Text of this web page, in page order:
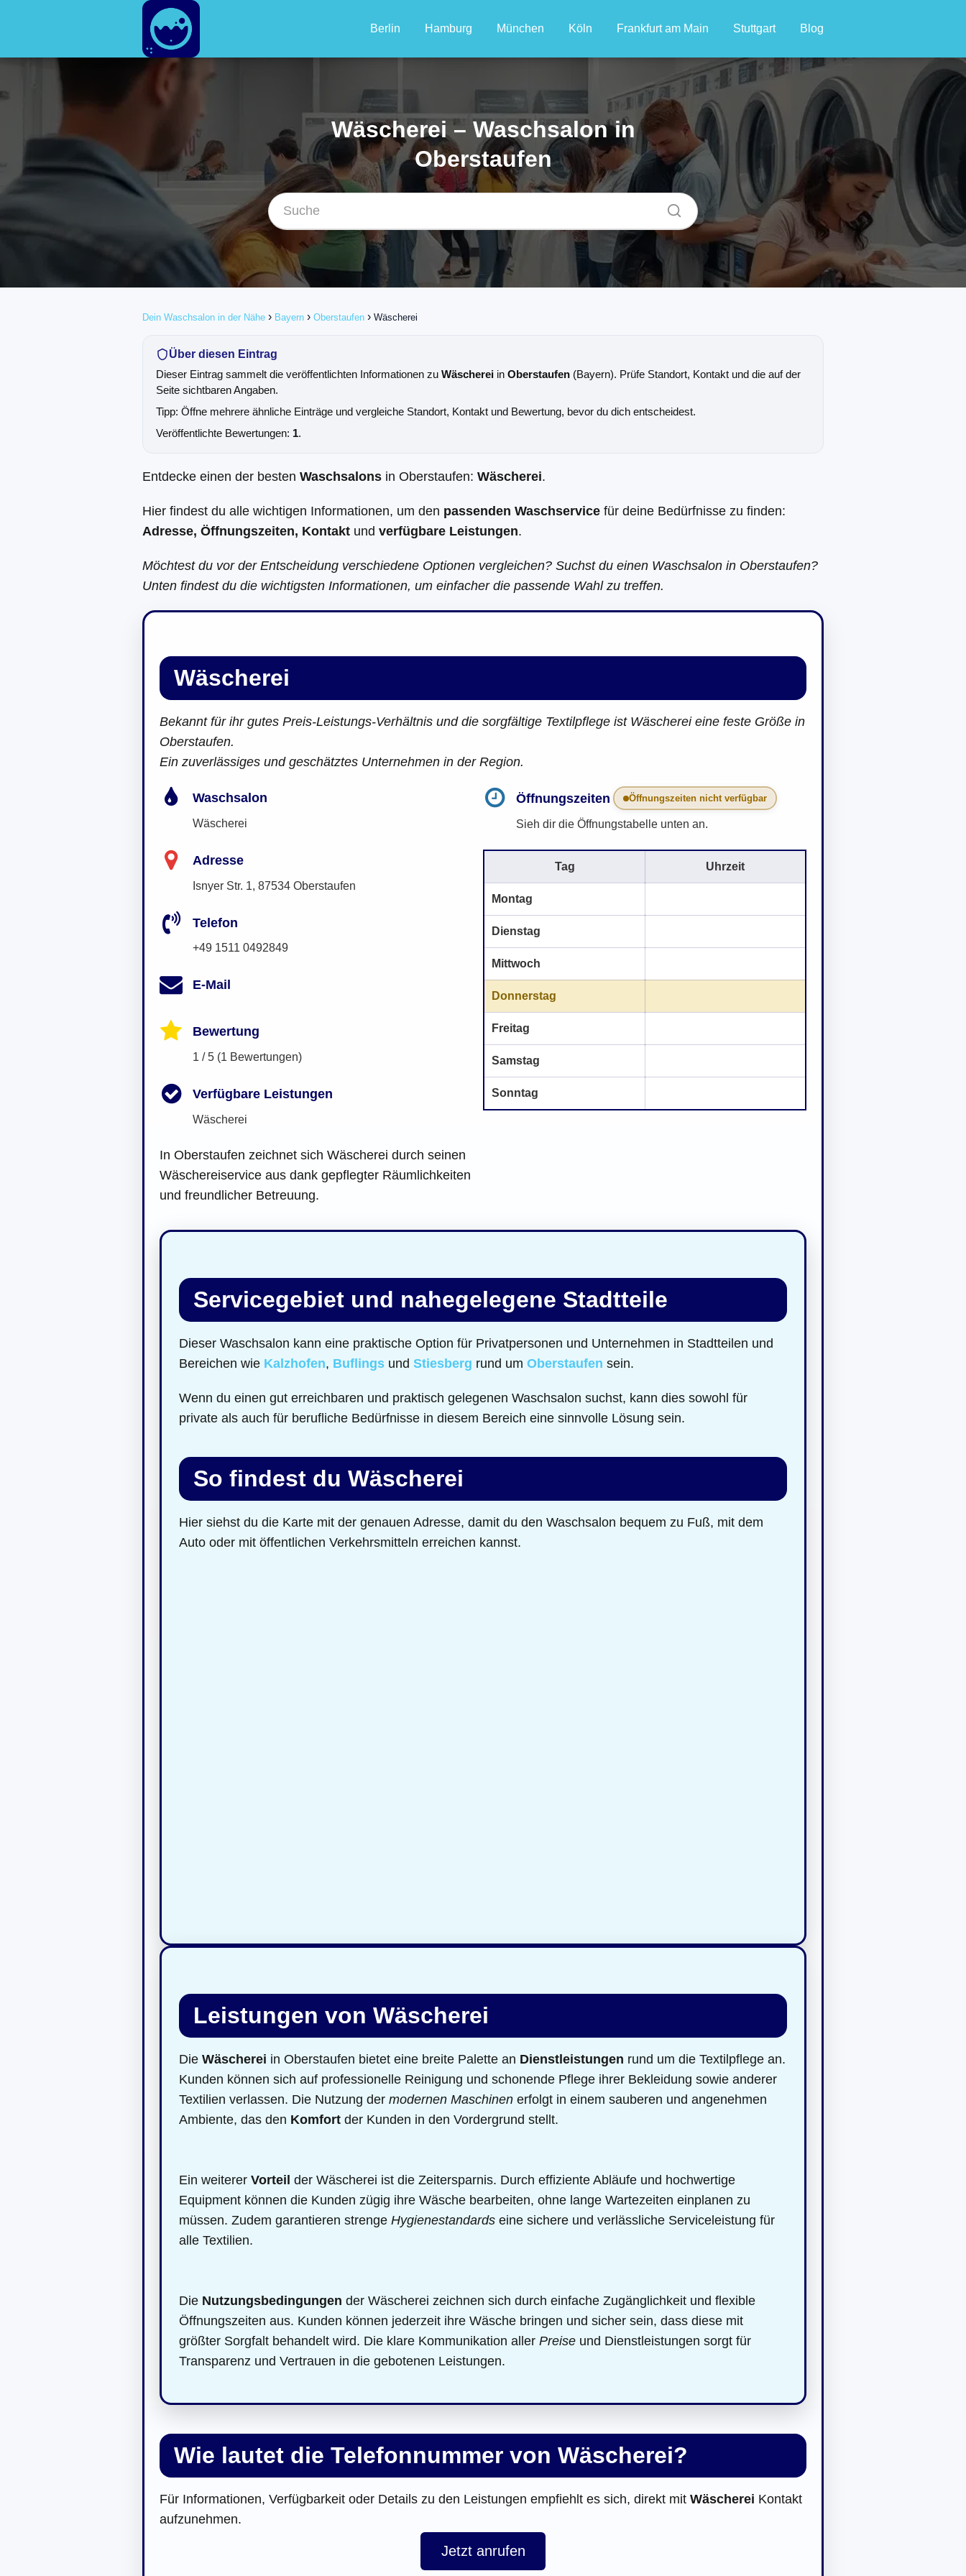
Berlin Hamburg München Köln Frankfurt am Main Stuttgart Blog
Wäscherei – Waschsalon in
Oberstaufen
Dein Waschsalon in der Nähe Bayern Oberstaufen Wäscherei
Über diesen Eintrag
Dieser Eintrag sammelt die veröffentlichten Informationen zu Wäscherei in Oberstaufen (Bayern). Prüfe Standort, Kontakt und die auf der
Seite sichtbaren Angaben.
Tipp: Öffne mehrere ähnliche Einträge und vergleiche Standort, Kontakt und Bewertung, bevor du dich entscheidest.
Veröffentlichte Bewertungen: 1.
Entdecke einen der besten Waschsalons in Oberstaufen: Wäscherei.
Hier findest du alle wichtigen Informationen, um den passenden Waschservice für deine Bedürfnisse zu finden:
Adresse, Öffnungszeiten, Kontakt und verfügbare Leistungen.
Möchtest du vor der Entscheidung verschiedene Optionen vergleichen? Suchst du einen Waschsalon in Oberstaufen?
Unten findest du die wichtigsten Informationen, um einfacher die passende Wahl zu treffen.
Wäscherei
Bekannt für ihr gutes Preis-Leistungs-Verhältnis und die sorgfältige Textilpflege ist Wäscherei eine feste Größe in
Oberstaufen.
Ein zuverlässiges und geschätztes Unternehmen in der Region.
Waschsalon
Wäscherei
Adresse
Isnyer Str. 1, 87534 Oberstaufen
Telefon
+49 1511 0492849
E-Mail
Bewertung
1 / 5 (1 Bewertungen)
Verfügbare Leistungen
Wäscherei
In Oberstaufen zeichnet sich Wäscherei durch seinen
Wäschereiservice aus dank gepflegter Räumlichkeiten
und freundlicher Betreuung.
Öffnungszeiten Öffnungszeiten nicht verfügbar
Sieh dir die Öffnungstabelle unten an.
Tag Uhrzeit
Montag
Dienstag
Mittwoch
Donnerstag
Freitag
Samstag
Sonntag
Servicegebiet und nahegelegene Stadtteile
Dieser Waschsalon kann eine praktische Option für Privatpersonen und Unternehmen in Stadtteilen und
Bereichen wie Kalzhofen, Buflings und Stiesberg rund um Oberstaufen sein.
Wenn du einen gut erreichbaren und praktisch gelegenen Waschsalon suchst, kann dies sowohl für
private als auch für berufliche Bedürfnisse in diesem Bereich eine sinnvolle Lösung sein.
So findest du Wäscherei
Hier siehst du die Karte mit der genauen Adresse, damit du den Waschsalon bequem zu Fuß, mit dem
Auto oder mit öffentlichen Verkehrsmitteln erreichen kannst.
Leistungen von Wäscherei
Die Wäscherei in Oberstaufen bietet eine breite Palette an Dienstleistungen rund um die Textilpflege an.
Kunden können sich auf professionelle Reinigung und schonende Pflege ihrer Bekleidung sowie anderer
Textilien verlassen. Die Nutzung der modernen Maschinen erfolgt in einem sauberen und angenehmen
Ambiente, das den Komfort der Kunden in den Vordergrund stellt.
Ein weiterer Vorteil der Wäscherei ist die Zeitersparnis. Durch effiziente Abläufe und hochwertige
Equipment können die Kunden zügig ihre Wäsche bearbeiten, ohne lange Wartezeiten einplanen zu
müssen. Zudem garantieren strenge Hygienestandards eine sichere und verlässliche Serviceleistung für
alle Textilien.
Die Nutzungsbedingungen der Wäscherei zeichnen sich durch einfache Zugänglichkeit und flexible
Öffnungszeiten aus. Kunden können jederzeit ihre Wäsche bringen und sicher sein, dass diese mit
größter Sorgfalt behandelt wird. Die klare Kommunikation aller Preise und Dienstleistungen sorgt für
Transparenz und Vertrauen in die gebotenen Leistungen.
Wie lautet die Telefonnummer von Wäscherei?
Für Informationen, Verfügbarkeit oder Details zu den Leistungen empfiehlt es sich, direkt mit Wäscherei Kontakt
aufzunehmen.
Jetzt anrufen